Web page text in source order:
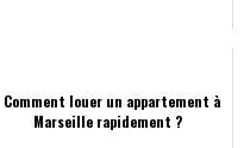
Comment louer un appartement à
Marseille rapidement ?